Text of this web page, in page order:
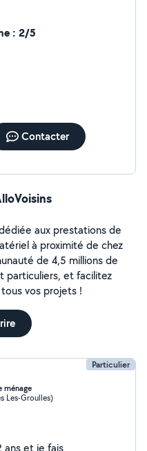
: 2/5
Contacter
aux prestations de
à proximité de chez
de 4,5 millions de
particuliers, et facilitez
vos projets !
Particulier
ménage
Les-Groulles)
ans et je fais